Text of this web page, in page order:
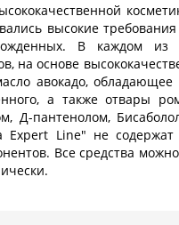
высокие требования
В каждом из
на основе
авокадо,
а также отвары
Д-пантенолом,
Line" не содержат
Все средства